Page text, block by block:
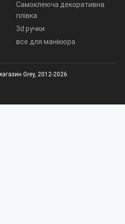
Самоклеюча декоративна
плівка
3d ручки
все для манікюра
Grey, 2012-2026